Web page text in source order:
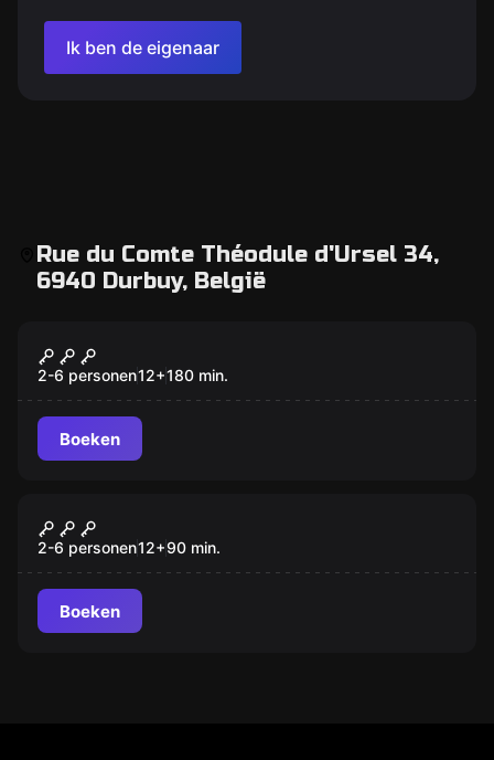
Ik ben de eigenaar
Rue du Comte Théodule d'Ursel 34,
6940 Durbuy, België
L'Alchimiste
2-6 personen12+180 min.
Boeken
Sauvons le Marsupilami
2-6 personen12+90 min.
Boeken